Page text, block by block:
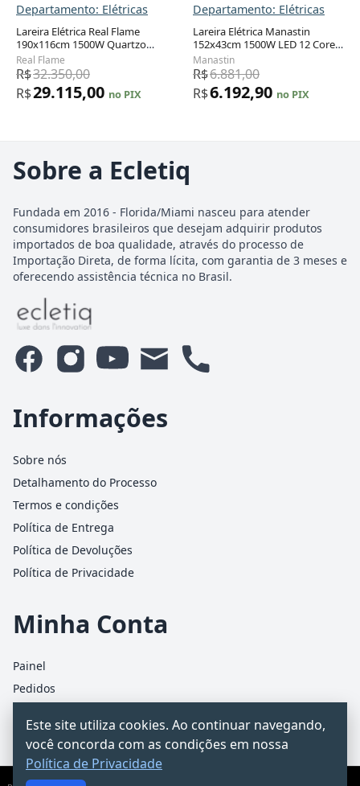
Departamento: Elétricas
Lareira Elétrica Real Flame
190x116cm 1500W Quartzo
Controle Remoto 110V
Real Flame
R$32.350,00
R$29.115,00 no PIX
Departamento: Elétricas
Lareira Elétrica Manastin
152x43cm 1500W LED 12 Cores
Timer Embutir 110V
Manastin
R$6.881,00
R$6.192,90 no PIX
Sobre a Ecletiq
Fundada em 2016 - Florida/Miami nasceu para atender
consumidores brasileiros que desejam adquirir produtos
importados de boa qualidade, através do processo de
Importação Direta, de forma lícita, com garantia de 3 meses e
oferecendo assistência técnica no Brasil.
Informações
Sobre nós
Detalhamento do Processo
Termos e condições
Política de Entrega
Política de Devoluções
Política de Privacidade
Minha Conta
Painel
Pedidos
Carrinho
Este site utiliza cookies. Ao continuar navegando,
você concorda com as condições em nossa
Política de Privacidade